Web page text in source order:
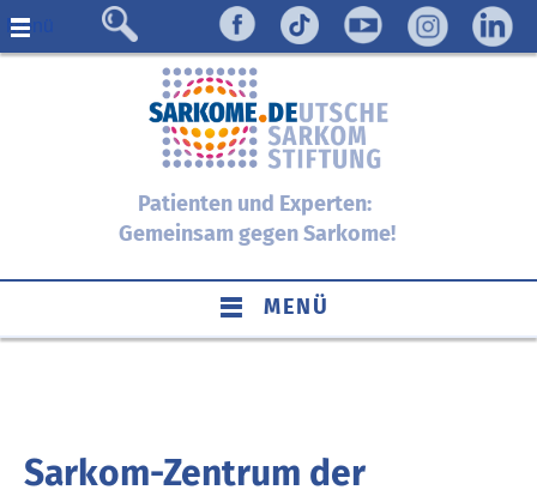
Menü
Patienten und Experten:
Gemeinsam gegen Sarkome!
MENÜ
Sarkom-Zentrum der